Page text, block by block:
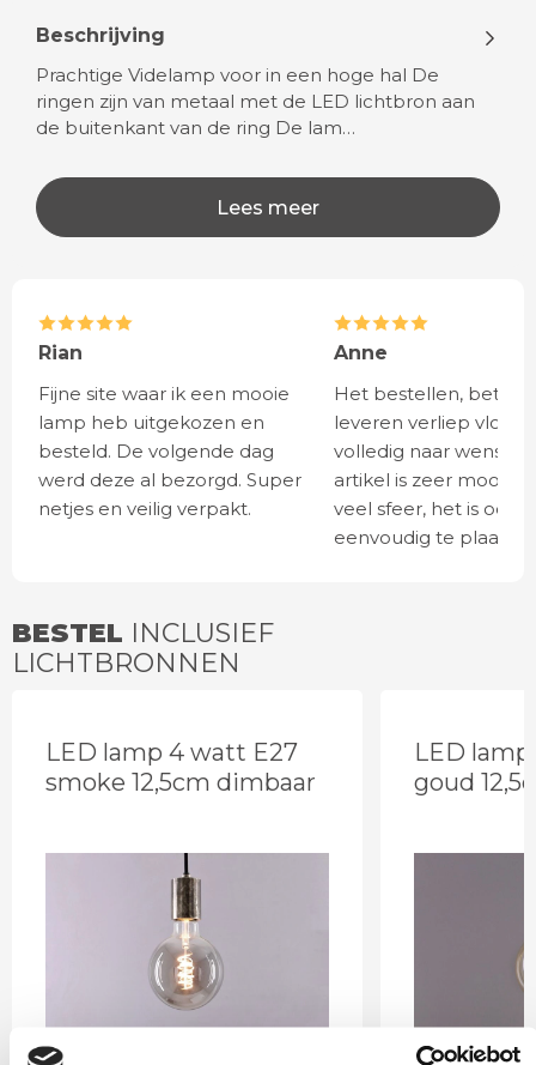
Beschrijving
Prachtige Videlamp voor in een hoge hal De
ringen zijn van metaal met de LED lichtbron aan
de buitenkant van de ring De lam…
Lees meer
Rian
Fijne site waar ik een mooie
lamp heb uitgekozen en
besteld. De volgende dag
werd deze al bezorgd. Super
netjes en veilig verpakt.
Anne
Het bestellen,
leveren verliep vlot en
volledig naar wens.
artikel is zeer mooi
veel sfeer, het is ook
eenvoudig te
BESTEL INCLUSIEF
LICHTBRONNEN
LED lamp 4 watt E27
smoke 12,5cm dimbaar
LED
goud